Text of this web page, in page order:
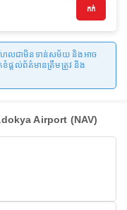
កក់
ហែលជាមិនទាន់សម័យ និងអាច
ផ្តល់ព័ត៌មានត្រឹមត្រូវ និង
Airport (NAV)